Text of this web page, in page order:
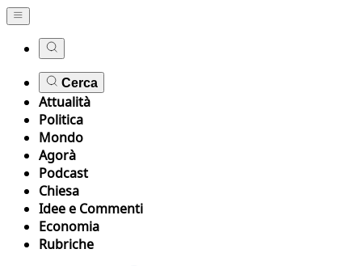
Cerca
Attualità
Politica
Mondo
Agorà
Podcast
Chiesa
Idee e Commenti
Economia
Rubriche